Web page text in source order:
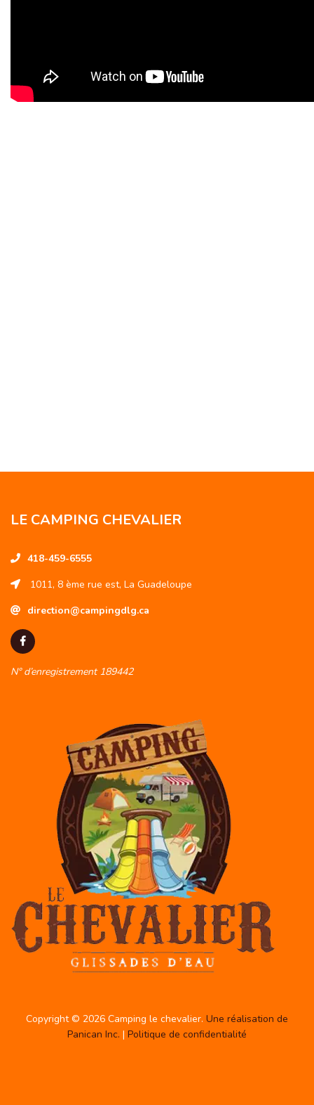
LE CAMPING CHEVALIER
418-459-6555
1011, 8 ème rue est, La Guadeloupe
direction@campingdlg.ca
N° d’enregistrement 189442
Copyright © 2026 Camping le chevalier. Une réalisation de
Panican Inc. | Politique de confidentialité